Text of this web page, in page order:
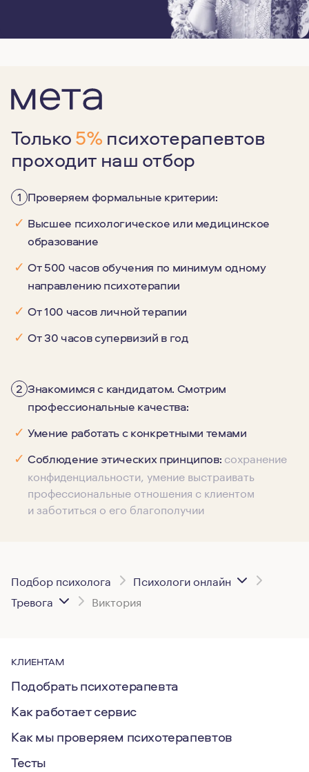
Только5% психотерапевтов
проходит наш отбор
1 Проверяем формальные критерии:
✓ Высшее психологическое или медицинское
образование
✓ От 500 часов обучения по минимум одному
направлению психотерапии
✓ От 100 часов личной терапии
✓ От 30 часов супервизий в год
2 Знакомимся с кандидатом. Смотрим
профессиональные качества:
✓ Умение работать с конкретными темами
✓ Соблюдение этических принципов: сохранение
конфиденциальности, умение выстраивать
профессиональные отношения с клиентом
и заботиться о его благополучии
Подбор психолога
Психологи онлайн
Тревога
Виктория
КЛИЕНТАМ
Подобрать психотерапевта
Как работает сервис
Как мы проверяем психотерапевтов
Тесты